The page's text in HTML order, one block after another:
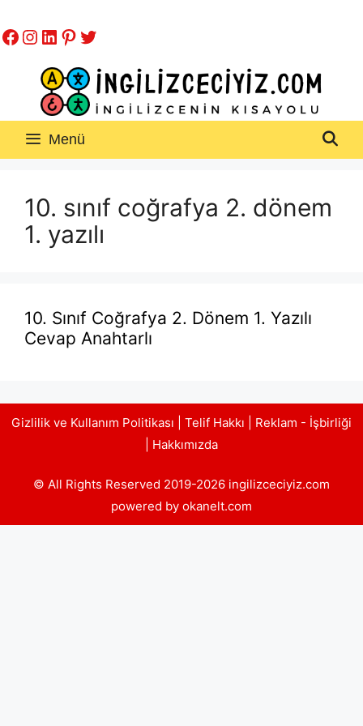
atla
Facebook
Instagram
LinkedIn
Pinterest
Twitter
Menü
10. sınıf coğrafya 2. dönem
1. yazılı
10. Sınıf Coğrafya 2. Dönem 1. Yazılı
Cevap Anahtarlı
Gizlilik ve Kullanım Politikası Telif Hakkı
Reklam - İşbirliği
Hakkımızda
© All Rights Reserved 2019-2026 ingilizceciyiz.com
powered by okanelt.com